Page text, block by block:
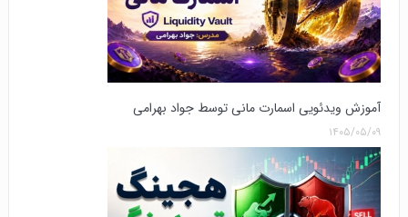
آموزش ویدئویی اسمارت مانی توسط جواد بهرامی
۱۴۰۵/۰۵/۰۹